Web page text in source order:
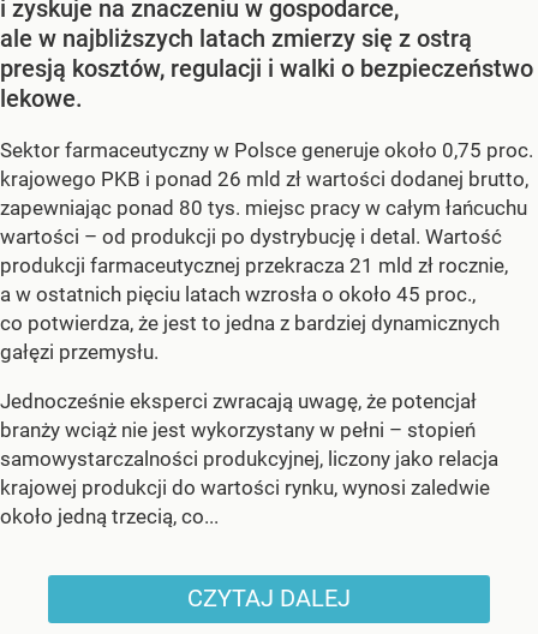
i zyskuje na znaczeniu w gospodarce,
ale w najbliższych latach zmierzy się z ostrą
presją kosztów, regulacji i walki o bezpieczeństwo
lekowe.
Sektor farmaceutyczny w Polsce generuje około 0,75 proc.
krajowego PKB i ponad 26 mld zł wartości dodanej brutto,
zapewniając ponad 80 tys. miejsc pracy w całym łańcuchu
wartości – od produkcji po dystrybucję i detal. Wartość
produkcji farmaceutycznej przekracza 21 mld zł rocznie,
a w ostatnich pięciu latach wzrosła o około 45 proc.,
co potwierdza, że jest to jedna z bardziej dynamicznych
gałęzi przemysłu.
Jednocześnie eksperci zwracają uwagę, że potencjał
branży wciąż nie jest wykorzystany w pełni – stopień
samowystarczalności produkcyjnej, liczony jako relacja
krajowej produkcji do wartości rynku, wynosi zaledwie
około jedną trzecią, co...
CZYTAJ DALEJ